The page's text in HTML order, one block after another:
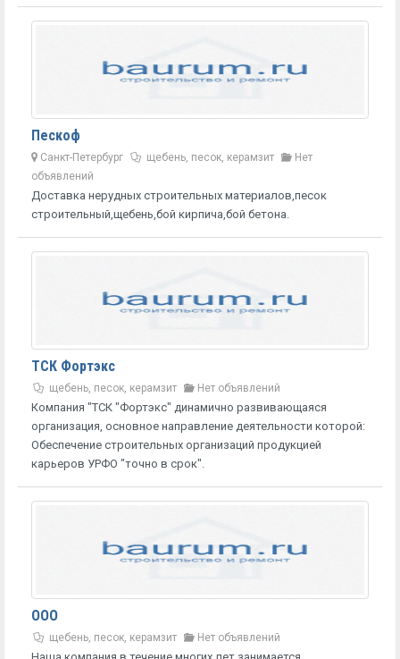
Пескоф
Санкт-Петербург щебень, песок, керамзит
Нет
объявлений
Доставка нерудных строительных материалов,песок
строительный,щебень,бой кирпича,бой бетона.
ТСК Фортэкс
щебень, песок, керамзит Нет объявлений
Компания "ТСК "Фортэкс" динамично развивающаяся
организация, основное направление деятельности которой:
Обеспечение строительных организаций продукцией
карьеров УРФО "точно в срок".
ООО
щебень, песок, керамзит Нет объявлений